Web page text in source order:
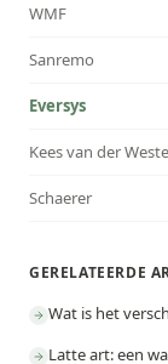
WMF
Sanremo
Eversys
Kees van der
Schaerer
GERELATEERDE
Wat is het
Latte art: een